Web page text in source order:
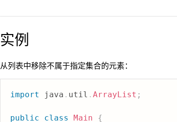
实例
从列表中移除不属于指定集合的元素：
import java . util . ArrayList ;
public class Main
{